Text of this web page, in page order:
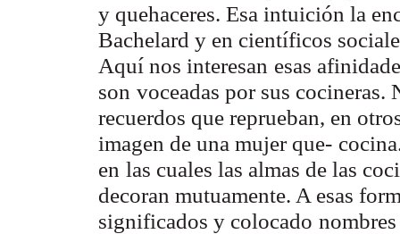
y quehaceres. Esa intuición la
Bachelard y en científicos
Aquí nos interesan esas
son voceadas por sus cocineras.
recuerdos que reprueban, en
imagen de una mujer que-
en las cuales las almas de las
decoran mutuamente. A esas
significados y colocado